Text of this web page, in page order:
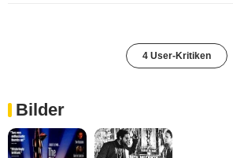
4 User-Kritiken
Bilder